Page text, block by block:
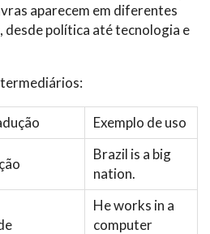
aparecem em diferentes
desde política até tecnologia e
Exemplo de uso
Brazil is a big
nation.
He works in a
computer